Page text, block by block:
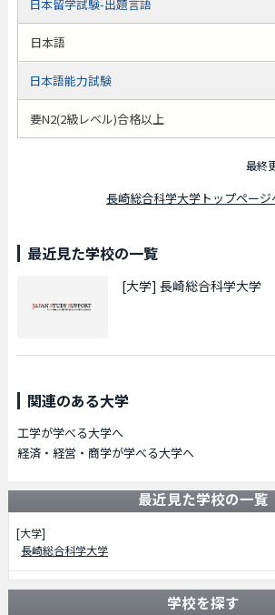
日本留学試験-出題言語
日本語
日本語能力試験
要N2(2級レベル)合格以上
最終
長崎総合科学大学トップページ
最近見た学校の一覧
[大学] 長崎総合科学大学
関連のある大学
工学が学べる大学へ
経済・経営・商学が学べる大学へ
最近見た学校の一覧
[大学]
長崎総合科学大学
学校を探す